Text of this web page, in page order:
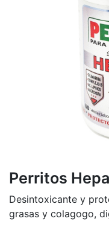
Perritos
Desintoxicante y
grasas y colagogo,